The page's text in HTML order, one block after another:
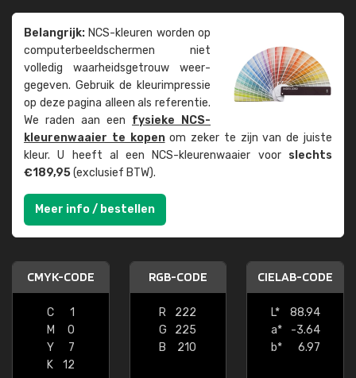
Belangrijk: NCS-kleuren worden op
computer­beeld­schermen niet
volledig waarheids­­getrouw weer­
gegeven. Gebruik de kleur­impressie
op deze pagina alleen als referentie.
We raden aan een fysieke NCS-
kleuren­waaier te kopenom zeker te zijn van de juiste
kleur. U heeft al een NCS-kleuren­waaier voor slechts
€189,95(exclusief BTW).
Meer info / bestellen
CMYK-CODE
C
1
M
0
Y
7
K
12
RGB-CODE
R
222
G
225
B
210
CIELAB-CODE
L*
88.94
a*
-3.64
b*
6.97